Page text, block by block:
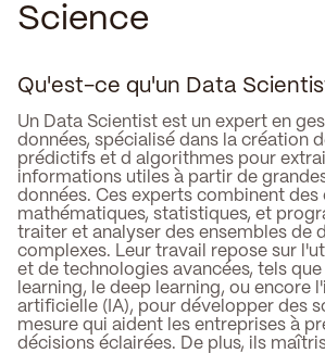
Science
Qu'est-ce qu'un Data
Un Data Scientist est un expert en
données, spécialisé dans la création
prédictifs et d algorithmes pour
informations utiles à partir de
données. Ces experts combinent
mathématiques, statistiques, et
traiter et analyser des ensembles de
complexes. Leur travail repose sur
et de technologies avancées, tels
learning, le deep learning, ou encore
artificielle (IA), pour développer des
mesure qui aident les entreprises à
décisions éclairées. De plus, ils